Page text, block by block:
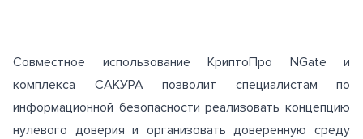
Совместное использование КриптоПро NGate и
комплекса САКУРА позволит специалистам по
информационной безопасности реализовать концепцию
нулевого доверия и организовать доверенную среду